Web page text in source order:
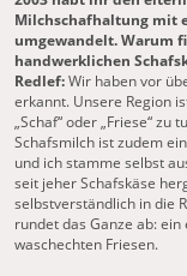
Milchschafhaltung mit
umgewandelt. Warum
handwerklichen
Redlef:Wir haben vor
erkannt. Unsere Region
„Schaf“ oder „Friese“ zu
Schafsmilch ist zudem
und ich stamme selbst
seit jeher Schafskäse
selbstverständlich in die
rundet das Ganze ab:
waschechten Friesen.